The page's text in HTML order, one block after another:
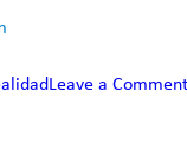
Leave a Comment